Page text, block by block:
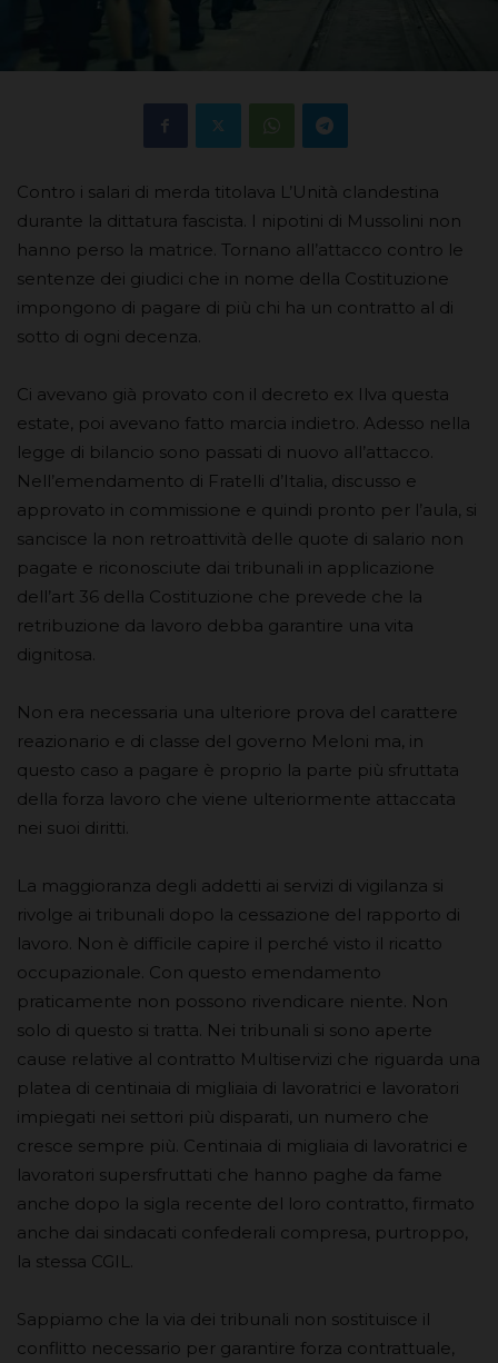
Contro i salari di merda titolava L’Unità clandestina
durante la dittatura fascista. I nipotini di Mussolini non
hanno perso la matrice. Tornano all’attacco contro le
sentenze dei giudici che in nome della Costituzione
impongono di pagare di più chi ha un contratto al di
sotto di ogni decenza.
Ci avevano già provato con il decreto ex Ilva questa
estate, poi avevano fatto marcia indietro. Adesso nella
legge di bilancio sono passati di nuovo all’attacco.
Nell’emendamento di Fratelli d’Italia, discusso e
approvato in commissione e quindi pronto per l’aula, si
sancisce la non retroattività delle quote di salario non
pagate e riconosciute dai tribunali in applicazione
dell’art 36 della Costituzione che prevede che la
retribuzione da lavoro debba garantire una vita
dignitosa.
Non era necessaria una ulteriore prova del carattere
reazionario e di classe del governo Meloni ma, in
questo caso a pagare è proprio la parte più sfruttata
della forza lavoro che viene ulteriormente attaccata
nei suoi diritti.
La maggioranza degli addetti ai servizi di vigilanza si
rivolge ai tribunali dopo la cessazione del rapporto di
lavoro. Non è difficile capire il perché visto il ricatto
occupazionale. Con questo emendamento
praticamente non possono rivendicare niente. Non
solo di questo si tratta. Nei tribunali si sono aperte
cause relative al contratto Multiservizi che riguarda una
platea di centinaia di migliaia di lavoratrici e lavoratori
impiegati nei settori più disparati, un numero che
cresce sempre più. Centinaia di migliaia di lavoratrici e
lavoratori supersfruttati che hanno paghe da fame
anche dopo la sigla recente del loro contratto, firmato
anche dai sindacati confederali compresa, purtroppo,
la stessa CGIL.
Sappiamo che la via dei tribunali non sostituisce il
conflitto necessario per garantire forza contrattuale,